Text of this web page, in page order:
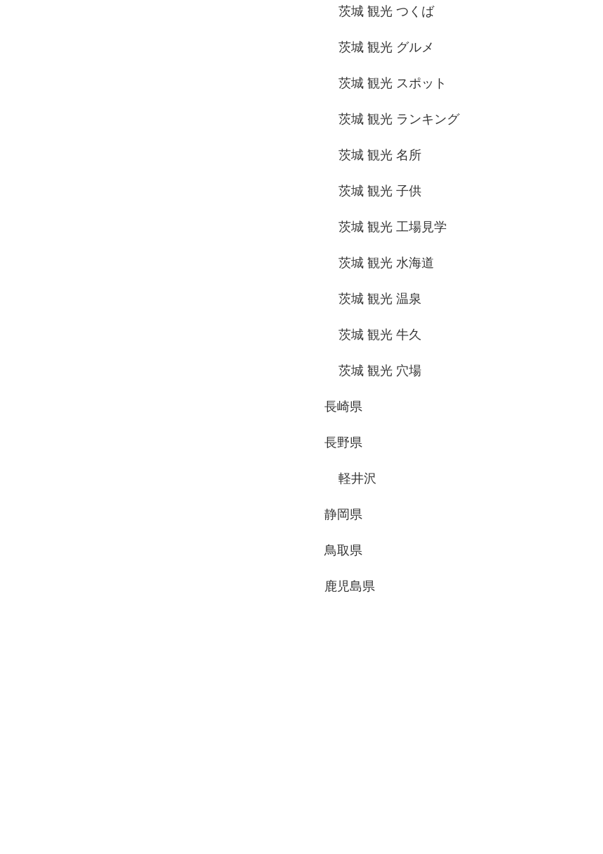
茨城 観光 つくば
茨城 観光 グルメ
茨城 観光 スポット
茨城 観光 ランキング
茨城 観光 名所
茨城 観光 子供
茨城 観光 工場見学
茨城 観光 水海道
茨城 観光 温泉
茨城 観光 牛久
茨城 観光 穴場
長崎県
長野県
軽井沢
静岡県
鳥取県
鹿児島県